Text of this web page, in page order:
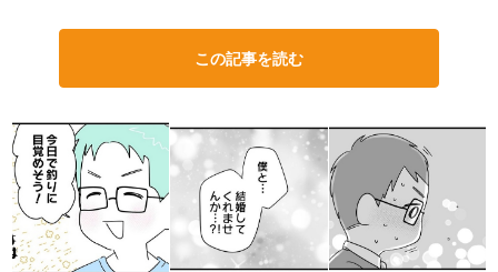
この記事を読む